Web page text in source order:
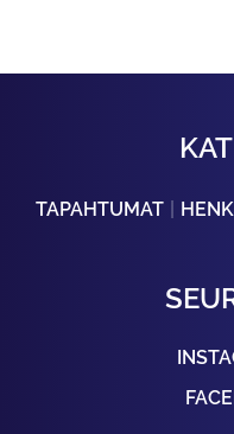
TAPAHTUMAT